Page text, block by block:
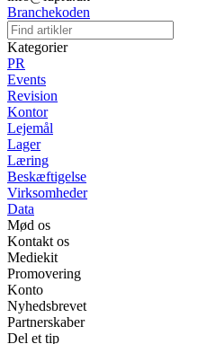
Branchekoden
Kategorier
PR
Events
Revision
Kontor
Lejemål
Lager
Læring
Beskæftigelse
Virksomheder
Data
Mød os
Kontakt os
Mediekit
Promovering
Konto
Nyhedsbrevet
Partnerskaber
Del et tip